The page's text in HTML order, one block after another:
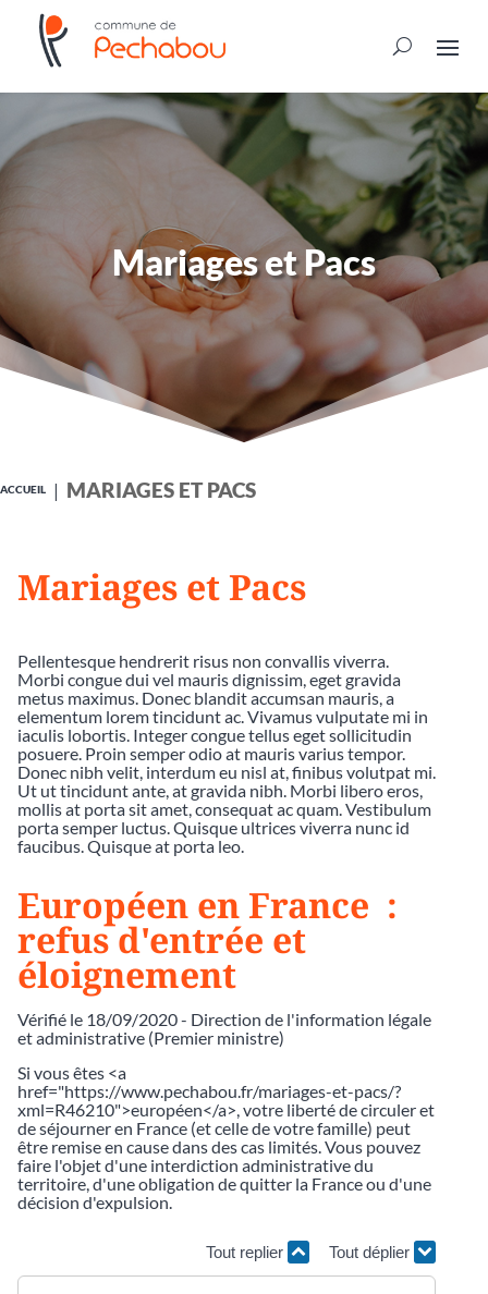
Mariages et Pacs
ACCUEIL MARIAGES ET PACS
Mariages et Pacs
Pellentesque hendrerit risus non convallis viverra.
Morbi congue dui vel mauris dignissim, eget gravida
metus maximus. Donec blandit accumsan mauris, a
elementum lorem tincidunt ac. Vivamus vulputate mi in
iaculis lobortis. Integer congue tellus eget sollicitudin
posuere. Proin semper odio at mauris varius tempor.
Donec nibh velit, interdum eu nisl at, finibus volutpat mi.
Ut ut tincidunt ante, at gravida nibh. Morbi libero eros,
mollis at porta sit amet, consequat ac quam. Vestibulum
porta semper luctus. Quisque ultrices viverra nunc id
faucibus. Quisque at porta leo.
Européen en France :
refus d'entrée et
éloignement
Vérifié le 18/09/2020 - Direction de l'information légale
et administrative (Premier ministre)
Si vous êtes <a
href="https://www.pechabou.fr/mariages-et-pacs/?
xml=R46210">européen</a>, votre liberté de circuler et
de séjourner en France (et celle de votre famille) peut
être remise en cause dans des cas limités. Vous pouvez
faire l'objet d'une interdiction administrative du
territoire, d'une obligation de quitter la France ou d'une
décision d'expulsion.
Tout replier Tout déplier